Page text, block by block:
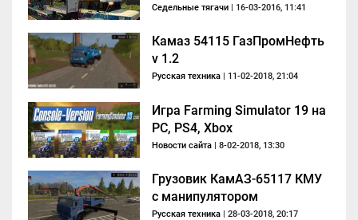
Седельные тягачи | 16-03-2016, 11:41
Камаз 54115 ГазПромНефть
v 1.2
Русская техника | 11-02-2018, 21:04
Игра Farming Simulator 19 на
PC, PS4, Xbox
Новости сайта | 8-02-2018, 13:30
Грузовик КамАЗ-65117 КМУ
с манипулятором
Русская техника | 28-03-2018, 20:17